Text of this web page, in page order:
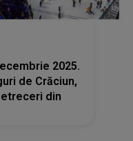
2025.
de Crăciun,
din